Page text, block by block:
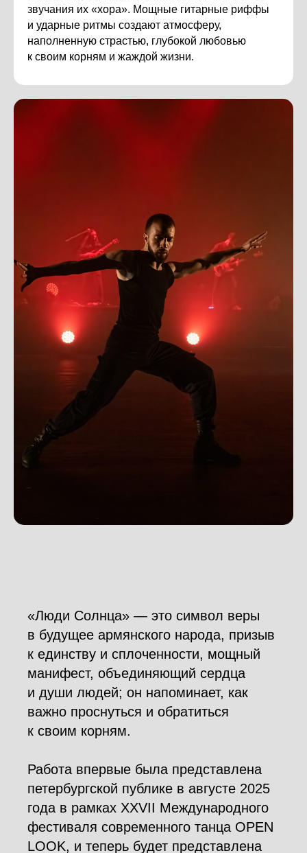
звучания их «хора». Мощные гитарные риффы
и ударные ритмы создают атмосферу,
наполненную страстью, глубокой любовью
к своим корням и жаждой жизни.
«Люди Солнца» — это символ веры
в будущее армянского народа, призыв
к единству и сплоченности, мощный
манифест, объединяющий сердца
и души людей; он напоминает, как
важно проснуться и обратиться
к своим корням.
Работа впервые была представлена
петербургской публике в августе 2025
года в рамках XXVII Международного
фестиваля современного танца OPEN
LOOK, и теперь будет представлена